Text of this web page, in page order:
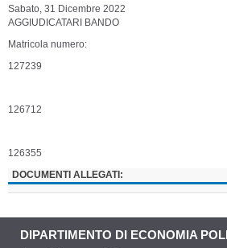
Sabato, 31 Dicembre 2022
AGGIUDICATARI BANDO
Matricola numero:
127239
126712
126355
DOCUMENTI ALLEGATI:
DIPARTIMENTO DI ECONOMIA